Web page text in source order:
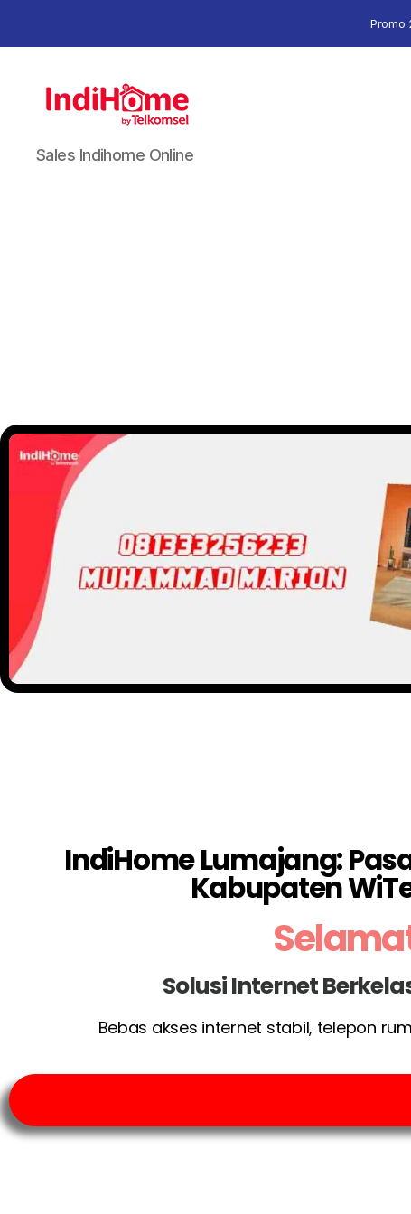
Sales Indihome Online
IndiHome Lumajang:
Kabupaten
Solusi Internet
Bebas akses internet stabil, telepon
Promo